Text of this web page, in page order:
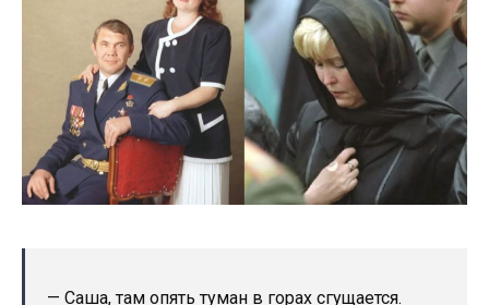
— Саша, там опять туман в горах сгущается.